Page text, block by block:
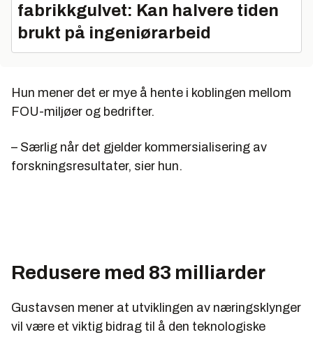
fabrikkgulvet: Kan halvere tiden
brukt på ingeniørarbeid
Hun mener det er mye å hente i koblingen mellom
FOU-miljøer og bedrifter.
– Særlig når det gjelder kommersialisering av
forskningsresultater, sier hun.
Redusere med 83 milliarder
Gustavsen mener at utviklingen av næringsklynger
vil være et viktig bidrag til å den teknologiske